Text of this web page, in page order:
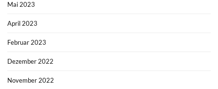
Mai 2023
April 2023
Februar 2023
Dezember 2022
November 2022